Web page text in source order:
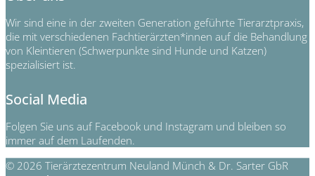
Wir sind eine in der zweiten Generation geführte Tierarztpraxis,
die mit verschiedenen Fachtierärzten*innen auf die Behandlung
von Kleintieren (Schwerpunkte sind Hunde und Katzen)
spezialisiert ist.
Social Media
Folgen Sie uns auf Facebook und Instagram und bleiben so
immer auf dem Laufenden.
© 2026 Tierärztezentrum Neuland Münch & Dr. Sarter GbR